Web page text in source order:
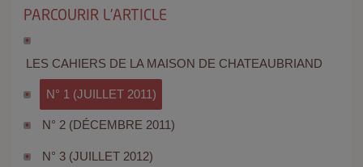
PARCOURIR L'ARTICLE
LES CAHIERS DE LA MAISON DE CHATEAUBRIAND
N° 1 (JUILLET 2011)
N° 2 (DÉCEMBRE 2011)
N° 3 (JUILLET 2012)